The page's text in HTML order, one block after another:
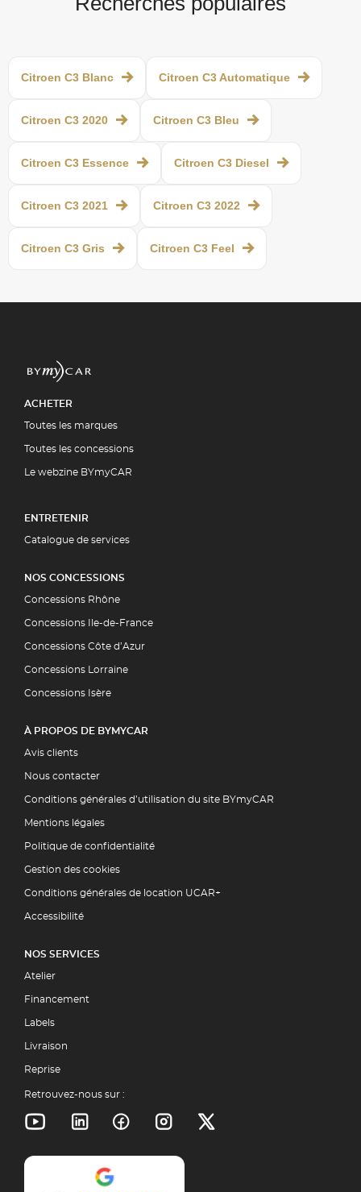
Citroen C3 Blanc Citroen C3 Automatique
Citroen C3 2020 Citroen C3 Bleu
Citroen C3 Essence Citroen C3 Diesel
Citroen C3 2021 Citroen C3 2022
Citroen C3 Gris Citroen C3 Feel
ACHETER
Toutes les marques
Toutes les concessions
Le webzine BYmyCAR
ENTRETENIR
Catalogue de services
NOS CONCESSIONS
Concessions Rhône
Concessions Ile-de-France
Concessions Côte d’Azur
Concessions Lorraine
Concessions Isère
À PROPOS DE BYMYCAR
Avis clients
Nous contacter
Conditions générales d’utilisation du site BYmyCAR
Mentions légales
Politique de confidentialité
Gestion des cookies
Conditions générales de location UCAR+
Accessibilité
NOS SERVICES
Atelier
Financement
Labels
Livraison
Reprise
Retrouvez-nous sur :